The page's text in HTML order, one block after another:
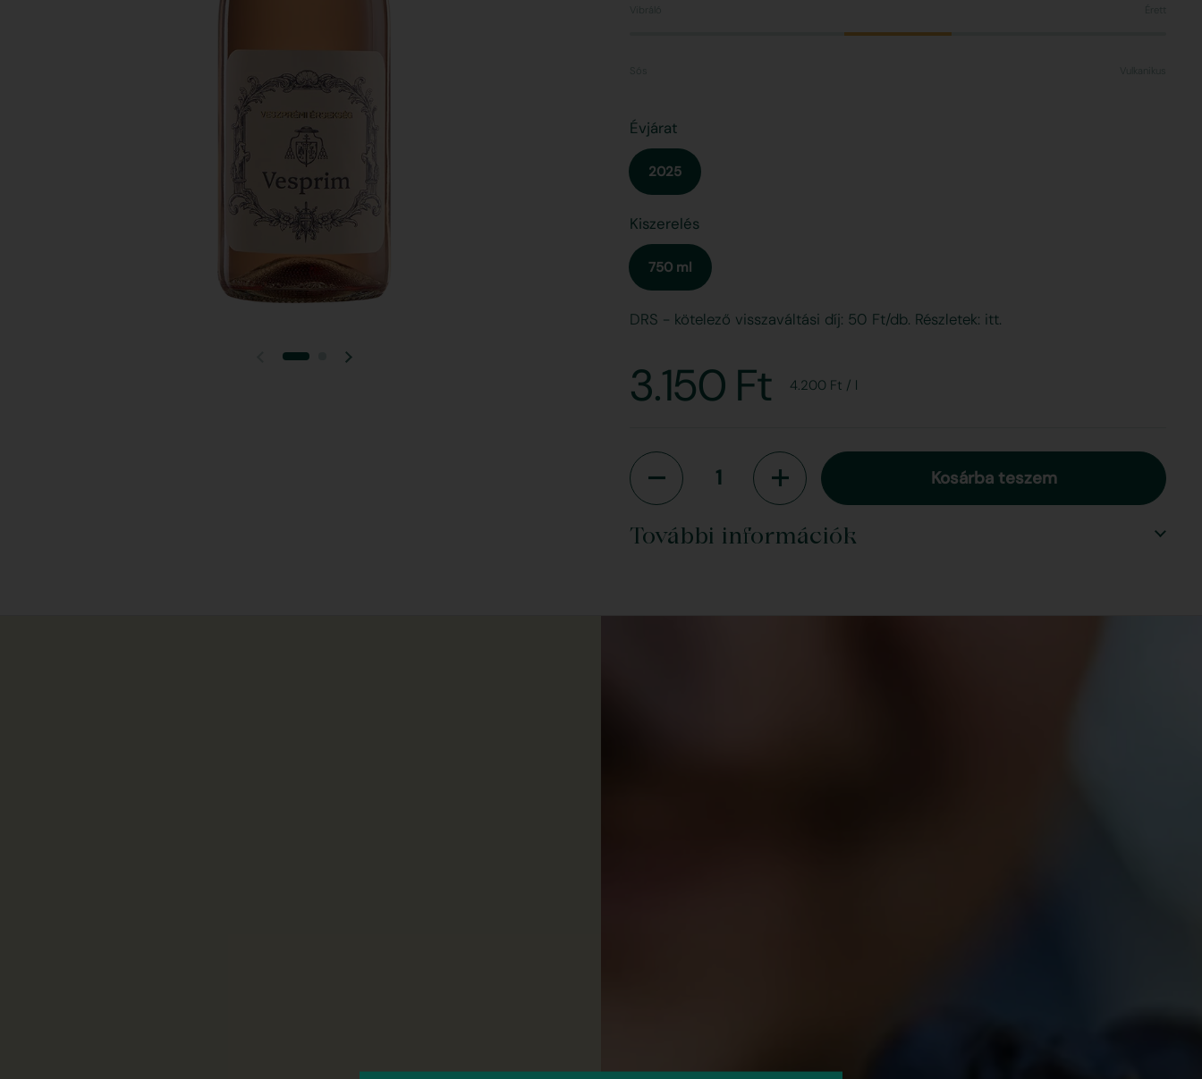
Következő dia
Vibráló
Évjárat
2025
Kiszerelés
750 ml
DRS - kötelező visszaváltási díj: 50 Ft/db. Részletek: itt.
Szokványos ár
3.150 Ft Egységár
4.200 Ft / l
Mennyiség
Kosárba teszem
További információk